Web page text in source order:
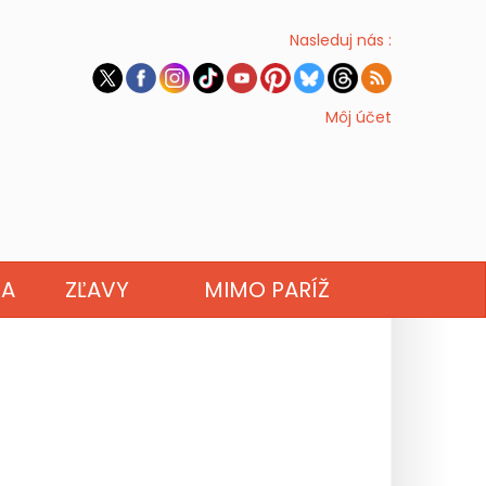
Nasleduj nás :
Môj účet
ZĽAVY MIMO PARÍŽ